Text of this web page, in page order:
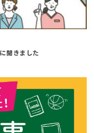
聞きました